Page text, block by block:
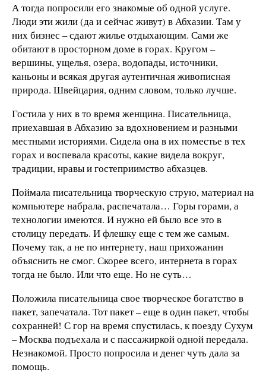
А тогда попросили его знакомые об одной услуге.
Люди эти жили (да и сейчас живут) в Абхазии. Там у
них бизнес – сдают жилье отдыхающим. Сами же
обитают в просторном доме в горах. Кругом –
вершины, ущелья, озера, водопады, источники,
каньоны и всякая другая аутентичная живописная
природа. Швейцария, одним словом, только лучше.
Гостила у них в то время женщина. Писательница,
приехавшая в Абхазию за вдохновением и разными
местными историями. Сидела она в их поместье в тех
горах и воспевала красоты, какие видела вокруг,
традиции, нравы и гостеприимство абхазцев.
Поймала писательница творческую струю, материал на
компьютере набрала, распечатала… Горы горами, а
технологии имеются. И нужно ей было все это в
столицу передать. И флешку еще с тем же самым.
Почему так, а не по интернету, наш прихожанин
объяснить не смог. Скорее всего, интернета в горах
тогда не было. Или что еще. Но не суть…
Положила писательница свое творческое богатство в
пакет, запечатала. Тот пакет – еще в один пакет, чтобы
сохранней! С гор на время спустилась, к поезду Сухум
– Москва подъехала и с пассажиркой одной передала.
Незнакомой. Просто попросила и денег чуть дала за
помощь.